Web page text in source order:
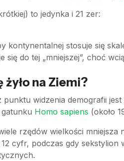
to jedynka i 21 zer:
stosuje się
do tej „mniejszej”, choć
na Ziemi?
widzenia demografii
Homo sapiens (około
rzędów wielkości
cyfr, podczas gdy